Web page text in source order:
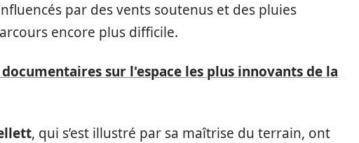
par des vents soutenus et des pluies
encore plus difficile.
documentaires sur l'espace les plus innovants de la
, qui s’est illustré par sa maîtrise du terrain, ont